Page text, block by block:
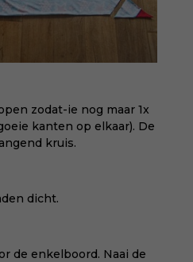
zodat-ie nog maar 1x
kanten op elkaar). De
kruis.
dicht.
de enkelboord. Naai de